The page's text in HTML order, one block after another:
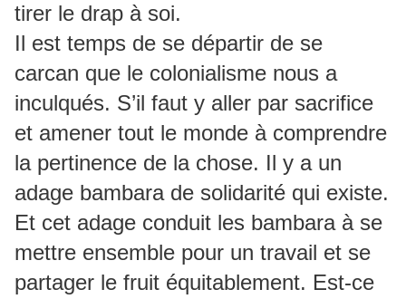
tirer le drap à soi.
Il est temps de se départir de se
carcan que le colonialisme nous a
inculqués. S’il faut y aller par sacrifice
et amener tout le monde à comprendre
la pertinence de la chose. Il y a un
adage bambara de solidarité qui existe.
Et cet adage conduit les bambara à se
mettre ensemble pour un travail et se
partager le fruit équitablement. Est-ce